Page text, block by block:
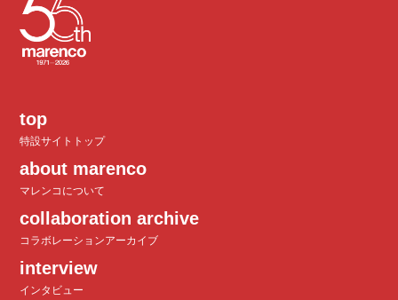
top
特設サイトトップ
about marenco
マレンコについて
collaboration archive
コラボレーションアーカイブ
interview
インタビュー